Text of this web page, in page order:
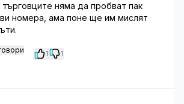
търговците няма да пробват пак
номера, ама поне ще им мислят
1 1